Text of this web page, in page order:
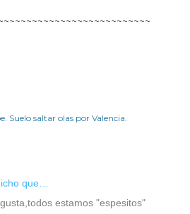
Suelo saltar olas por Valencia.
que…
estamos "espesitos"